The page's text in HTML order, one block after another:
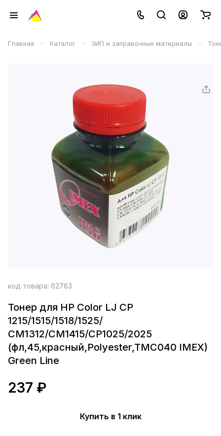
Главная – Каталог – ЗИП и заправочные материалы –
код товара: 62783
Тонер для HP Color LJ CP
1215/1515/1518/1525/
СМ1312/CM1415/CP1025/2025
(фл,45,красный,Polyester,TMC040 IMEX)
Green Line
237 ₽
Купить в 1 клик